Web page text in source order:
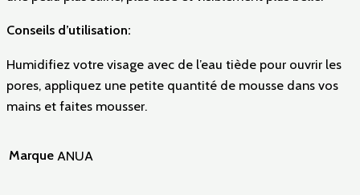
Conseils d’utilisation:
Humidifiez votre visage avec de l’eau tiède pour ouvrir les
pores, appliquez une petite quantité de mousse dans vos
mains et faites mousser.
Marque ANUA